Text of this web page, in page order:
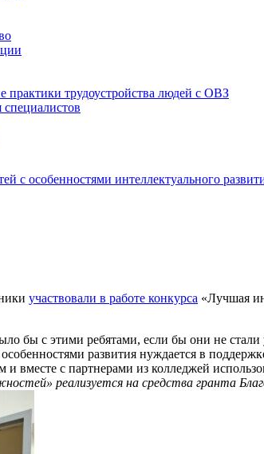
практики трудоустройства людей с ОВЗ
с особенностями интеллектуального
участвовали в работе конкурса «Лучшая
бы с этими ребятами, если бы они не
развития нуждается в
вместе с партнерами из колледжей
реализуется на средства гранта